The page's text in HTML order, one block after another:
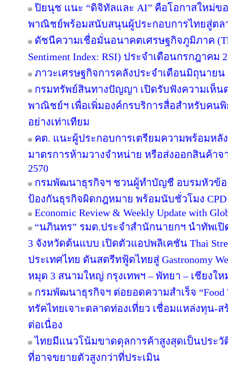
ปิยนุช แนะ “ดิจิทัลและ AI” คือโอกาสใหม่ข
พาณิชย์พร้อมสนับสนุนผู้ประกอบการไทยสู่ตล
ดัชนีความเชื่อมั่นอนาคตเศรษฐกิจภูมิภาค
Sentiment Index: RSI) ประจำเดือนกรกฎาคม
ภาวะเศรษฐกิจการคลังประจำเดือนมิถุนายน
กรมทรัพย์สินทางปัญญา เปิดรับฟังความเห็น
พาณิชย์ฯ เพื่อเพิ่มองค์กรบริการสื่อสำหรับคนพิ
อย่างเท่าเทียม
คต. แนะผู้ประกอบการเตรียมความพร้อมหลั
มาตรการห้ามวางจำหน่าย หรือส่งออกสินค้า
2570
กรมพัฒนาธุรกิจฯ ชวนผู้ทำบัญชี อบรมหัวข้อ
ป้องกันธุรกิจผิดกฎหมาย พร้อมนับชั่วโมง
Economic Review & Weekly Update with
“นภินทร” รมต.ประจำสำนักนายกฯ นำทัพเปิด
3 จังหวัดต้นแบบ เปิดตัวแอปพลิเคชัน Thai
ประเทศไทย ดันสตรีทฟู้ดไทยสู่ Gastronomy
หมุด 3 สนามใหญ่ กรุงเทพฯ – พัทยา – เชียงให
กรมพัฒนาธุรกิจฯ ต่อยอดความสำเร็จ
ทรัคไทยเจาะตลาดท่องเที่ยว เชื่อมแหล่งทุน-ส
ต่อเนื่อง
ไทยมีแนวโน้มขาดดุลการค้าสูงสุดเป็นประวั
ที่อาจขยายตัวสูงกว่าที่ประเมิน